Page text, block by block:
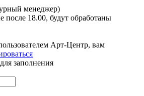
менеджер)
после 18.00, будут обработаны
Арт-Центр, вам
заполнения